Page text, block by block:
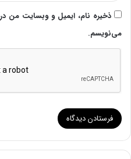
ذخیره نام، ایمیل و وبسایت من در
می‌نویسم.